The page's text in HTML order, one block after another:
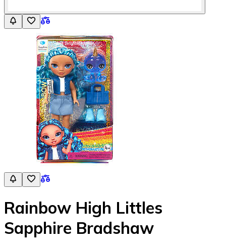
Rainbow High Littles
Sapphire Bradshaw